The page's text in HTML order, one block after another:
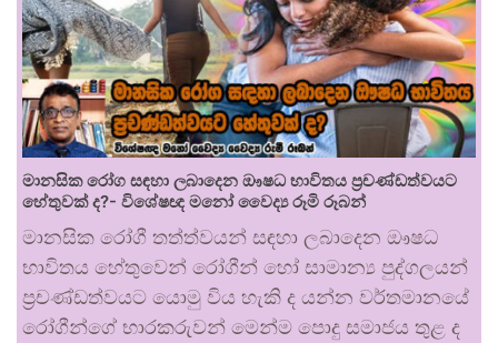
මානසික රෝග සඳහා ලබාදෙන ඖෂධ භාවිතය ප්‍රචණ්ඩත්වයට
හේතුවක් ද?- විශේෂඥ මනෝ වෛද්‍ය රූමි රූබන්
මානසික රෝගී තත්ත්වයන් සඳහා ලබාදෙන ඖෂධ
භාවිතය හේතුවෙන් රෝගීන් හෝ සාමාන්‍ය පුද්ගලයන්
ප්‍රචණ්ඩත්වයට යොමු විය හැකි ද යන්න වර්තමානයේ
රෝගීන්ගේ භාරකරුවන් මෙන්ම පොදු සමාජය තුළ ද